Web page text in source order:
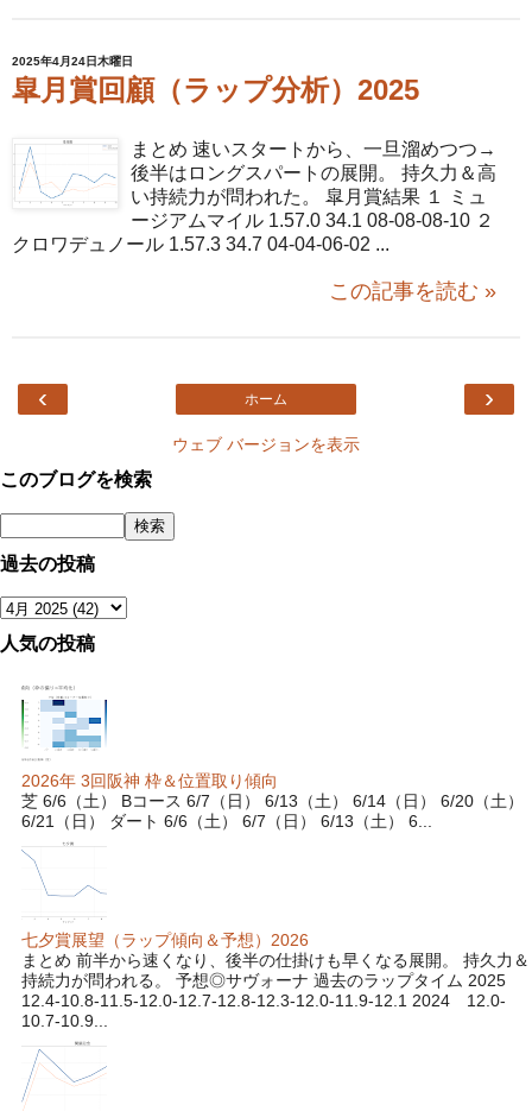
2025年4月24日木曜日
皐月賞回顧（ラップ分析）2025
まとめ 速いスタートから、一旦溜めつつ→
後半はロングスパートの展開。 持久力＆高
い持続力が問われた。 皐月賞結果 １ ミュ
ージアムマイル 1.57.0 34.1 08-08-08-10 ２
クロワデュノール 1.57.3 34.7 04-04-06-02 ...
この記事を読む »
‹ ›
ホーム
ウェブ バージョンを表示
このブログを検索
過去の投稿
人気の投稿
2026年 3回阪神 枠＆位置取り傾向
芝 6/6（土） Bコース 6/7（日） 6/13（土） 6/14（日） 6/20（土）
6/21（日） ダート 6/6（土） 6/7（日） 6/13（土） 6...
七夕賞展望（ラップ傾向＆予想）2026
まとめ 前半から速くなり、後半の仕掛けも早くなる展開。 持久力＆
持続力が問われる。 予想◎サヴォーナ 過去のラップタイム 2025
12.4-10.8-11.5-12.0-12.7-12.8-12.3-12.0-11.9-12.1 2024 12.0-
10.7-10.9...